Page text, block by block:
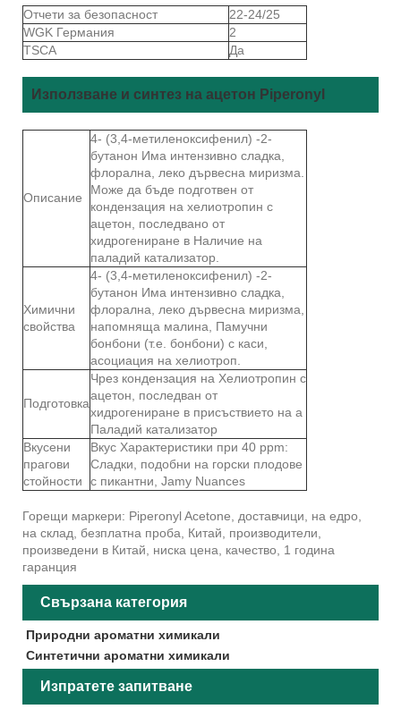
Отчети за безопасност
22-24/25
WGK Германия
2
TSCA
Да
Използване и синтез на ацетон Piperonyl
Описание
4- (3,4-метиленоксифенил) -2-
бутанон Има интензивно сладка,
флорална, леко дървесна миризма.
Може да бъде подготвен от
кондензация на хелиотропин с
ацетон, последвано от
хидрогениране в Наличие на
паладий катализатор.
Химични
свойства
4- (3,4-метиленоксифенил) -2-
бутанон Има интензивно сладка,
флорална, леко дървесна миризма,
напомняща малина, Памучни
бонбони (т.е. бонбони) с каси,
асоциация на хелиотроп.
Подготовка
Чрез кондензация на Хелиотропин с
ацетон, последван от
хидрогениране в присъствието на a
Паладий катализатор
Вкусени
прагови
стойности
Вкус Характеристики при 40 ppm:
Сладки, подобни на горски плодове
с пикантни, Jamy Nuances
Горещи маркери: Piperonyl Acetone, доставчици, на едро,
на склад, безплатна проба, Китай, производители,
произведени в Китай, ниска цена, качество, 1 година
гаранция
Свързана категория
Природни ароматни химикали
Синтетични ароматни химикали
Изпратете запитване